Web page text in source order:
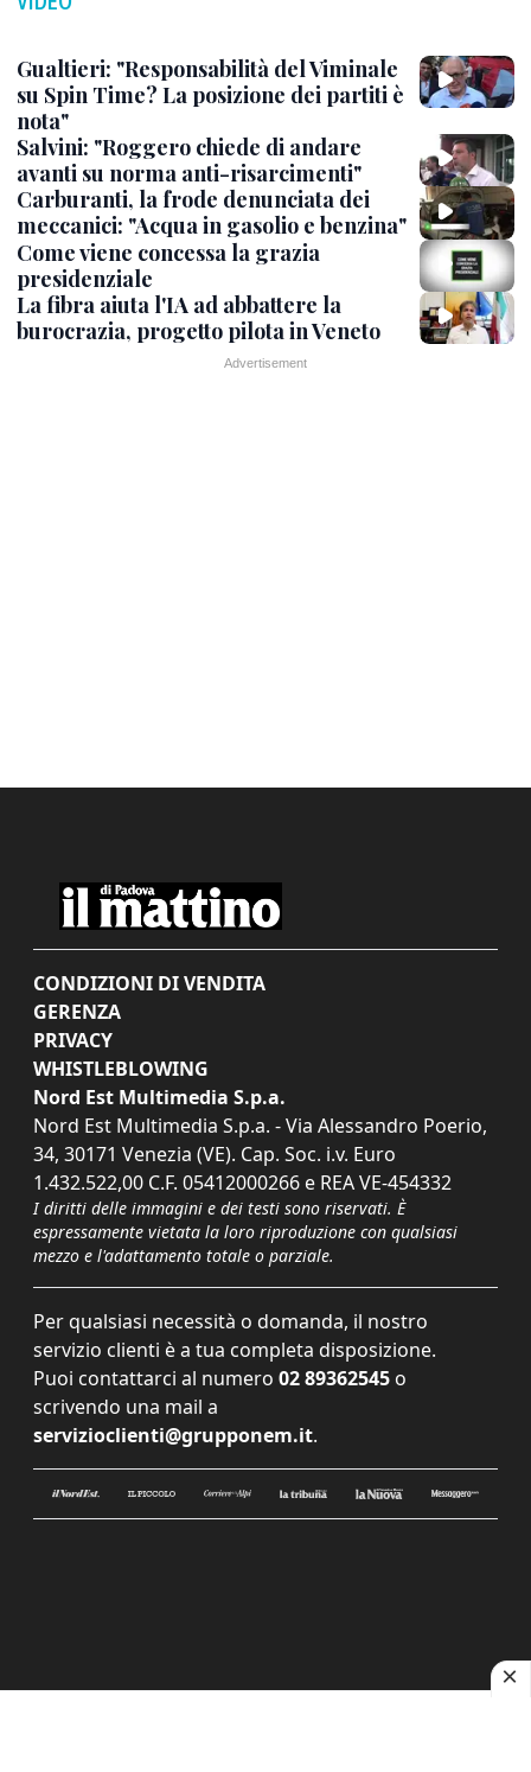
Gualtieri: "Responsabilità del Viminale
su Spin Time? La posizione dei partiti è
nota"
Salvini: "Roggero chiede di andare
avanti su norma anti-risarcimenti"
Carburanti, la frode denunciata dei
meccanici: "Acqua in gasolio e benzina"
Come viene concessa la grazia
presidenziale
La fibra aiuta l'IA ad abbattere la
burocrazia, progetto pilota in Veneto
CONDIZIONI DI VENDITA
GERENZA
PRIVACY
WHISTLEBLOWING
Nord Est Multimedia S.p.a.
Nord Est Multimedia S.p.a. - Via Alessandro Poerio,
34, 30171 Venezia (VE). Cap. Soc. i.v. Euro
1.432.522,00 C.F. 05412000266 e REA VE-454332
I diritti delle immagini e dei testi sono riservati. È
espressamente vietata la loro riproduzione con qualsiasi
mezzo e l'adattamento totale o parziale.
Per qualsiasi necessità o domanda, il nostro
servizio clienti è a tua completa disposizione.
Puoi contattarci al numero 02 89362545 o
scrivendo una mail a
servizioclienti@grupponem.it.